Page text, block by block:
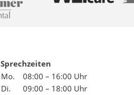
Sprechzeiten
Mo.
08:00 – 16:00 Uhr
Di.
09:00 – 18:00 Uhr